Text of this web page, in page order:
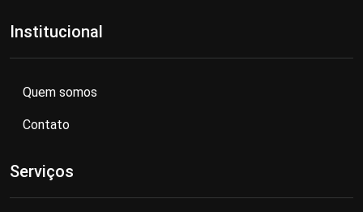
Institucional
Quem somos
Contato
Serviços